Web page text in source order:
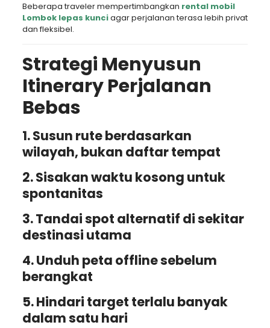
Beberapa traveler mempertimbangkan rental mobil
Lombok lepas kunciagar perjalanan terasa lebih privat
dan fleksibel.
Strategi Menyusun
Itinerary Perjalanan
Bebas
1. Susun rute berdasarkan
wilayah, bukan daftar tempat
2. Sisakan waktu kosong untuk
spontanitas
3. Tandai spot alternatif di sekitar
destinasi utama
4. Unduh peta offline sebelum
berangkat
5. Hindari target terlalu banyak
dalam satu hari